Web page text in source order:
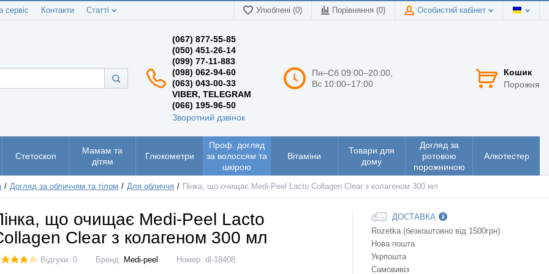
сервіс Контакти Статті Улюблені (0) Порівняння (0) Особистий кабінет
(067) 877-55-85
(050) 451-26-14
(099) 77-11-883
(098) 062-94-60
(063) 043-00-33
VIBER, TELEGRAM
(066) 195-96-50
Зворотний дзвінок
Пн–Сб 09:00–20:00,
Вс 10:00–17:00
Кошик
Порожня
Стетоскоп
Мамам та
дітям
Глюкометри
Проф. догляд
за волоссям та
шкірою
Вітаміни
Товари для
дому
Догляд за
ротовою
порожниною
Алкотестер
Догляд за обличчям та тілом Для обличчя Пінка, що очищає Medi-Peel Lacto Collagen Clear з колагеном 300 мл
що очищає Medi-Peel Lacto
Clear з колагеном 300 мл
Відгуки: 0 Бренд: Medi-peel Номер: dl-18408
ДОСТАВКА
Rozetka (безкоштовно від 1500грн)
Нова пошта
Укрпошта
Самовивіз